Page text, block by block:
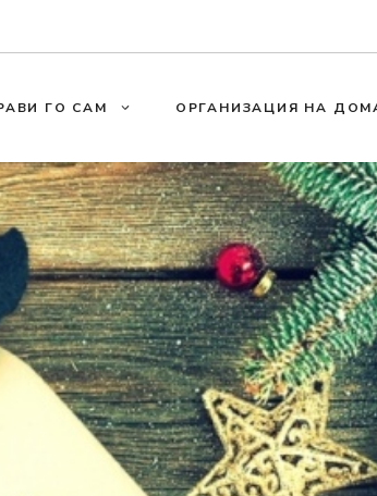
ГО САМ ОРГАНИЗАЦИЯ НА